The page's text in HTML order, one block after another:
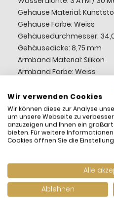
Gehäuse Material:
Gehäuse Farbe: Weiss
Gehäusedurchmesser:
Gehäusedicke: 8,75 mm
Armband Material: Silikon
Armband Farbe: Weiss
Zifferblatt Farbe: Weiss
Index: Puntkte
Funktionen: 3 Zeiger
Artikel: GZ711, How Majestic
Wir verwenden Cookies
Wir können diese zur Analyse
um unsere Webseite zu
anzuzeigen und Ihnen ein
bieten. Für weitere
Cookies öffnen Sie die
Alle
Ablehnen